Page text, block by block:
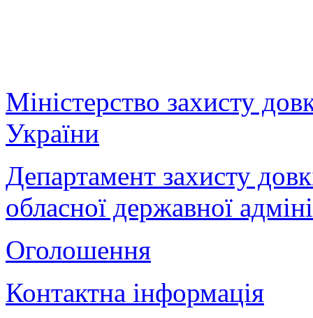
Міністерство захисту
України
Департамент захисту
обласної державної
Оголошення
Контактна інформація